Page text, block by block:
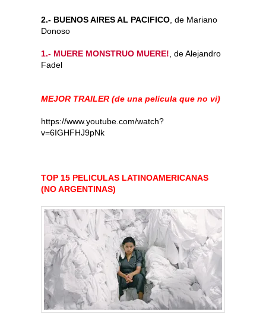
2.- BUENOS AIRES AL PACIFICO , de Mariano
Donoso
1.- MUERE MONSTRUO MUERE! , de Alejandro
Fadel
MEJOR TRAILER (de una película que no vi)
https://www.youtube.com/watch?
v=6IGHFHJ9pNk
TOP 15 PELICULAS LATINOAMERICANAS
(NO ARGENTINAS)